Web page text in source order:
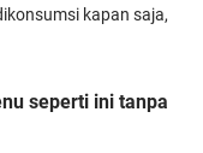
kapan saja,
seperti ini tanpa